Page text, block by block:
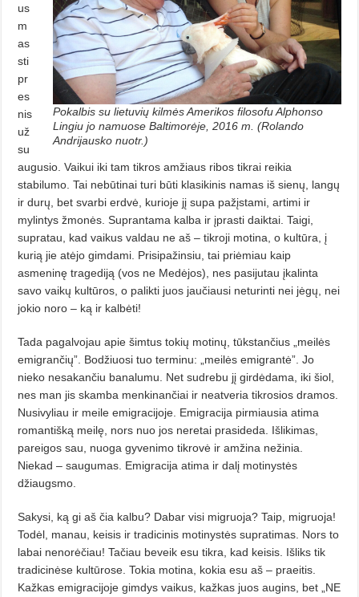
Pokalbis su lietuvių kilmės Amerikos filosofu Alphonso
Lingiu jo namuose Baltimorėje, 2016 m. (Rolando
Andrijausko nuotr.)
us
m
as
sti
pr
es
nis
už
su
augusio. Vaikui iki tam tikros amžiaus ribos tikrai reikia
stabilumo. Tai nebūtinai turi būti klasikinis namas iš sienų, langų
ir durų, bet svarbi erdvė, kurioje jį supa pažįstami, artimi ir
mylintys žmonės. Su­pran­tama kalba ir įprasti daiktai. Tai­gi,
supratau, kad vaikus valdau ne aš – tikroji motina, o kultūra, į
kurią jie atėjo gimdami. Prisipažinsiu, tai priėmiau kaip
asmeninę tragediją (vos ne Medėjos), nes pasijutau įka­linta
savo vaikų kultūros, o palikti juos jaučiausi neturinti nei jėgų, nei
jokio noro – ką ir kalbėti!
Tada pagalvojau apie šimtus to­kių motinų, tūkstančius „meilės
emigrančių”. Bodžiuosi tuo terminu: „meilės emigrantė”. Jo
nieko nesa­kan­čiu banalumu. Net sudrebu jį gir­dėdama, iki šiol,
nes man jis skamba menkinančiai ir neatveria tikrosios dramos.
Nusivyliau ir meile emigra­cijoje. Emigra­cija pirmiausia atima
romantišką meilę, nors nuo jos neretai prasideda. Išlikimas,
pareigos sau, nuoga gyvenimo tikrovė ir amžina nežinia.
Niekad – saugumas. Emi­gracija atima ir dalį motinystės
džiaugsmo.
Sakysi, ką gi aš čia kalbu? Dabar visi migruoja? Taip, migruoja!
Todėl, manau, keisis ir tradicinis motinystės supratimas. Nors to
labai nenorė­čiau! Tačiau beveik esu tikra, kad kei­sis. Išliks tik
tradicinėse kultūro­se. Tokia motina, kokia esu aš – pra­eitis.
Kažkas emigracijoje gimdys vai­kus, kažkas juos augins, bet „NE